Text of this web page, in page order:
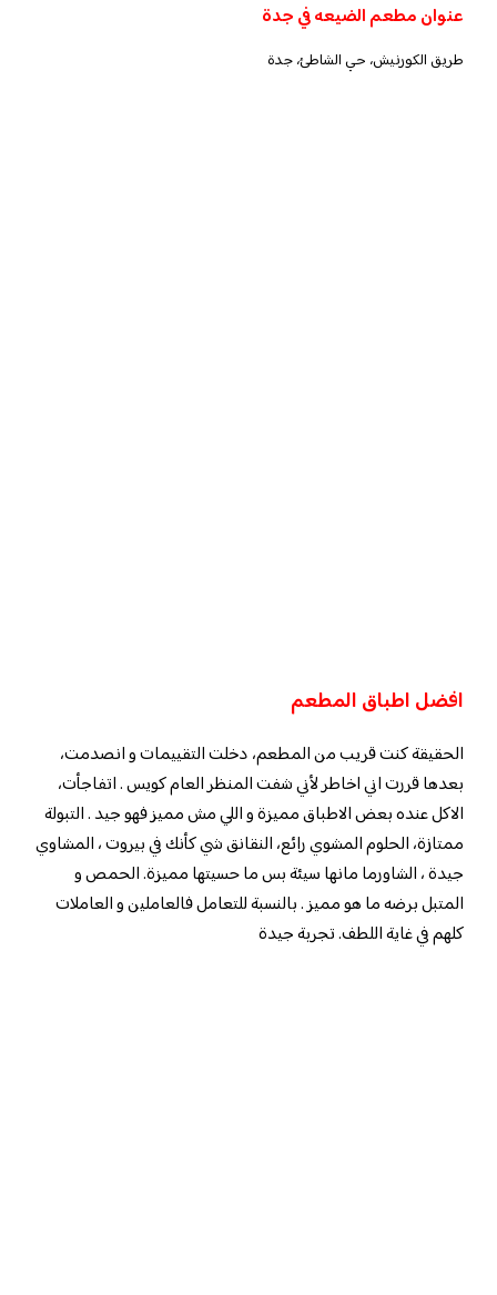
عنوان مطعم الضيعه في جدة
طريق الكورنيش، حي الشاطئ، جدة
افضل اطباق المطعم
الحقيقة كنت قريب من المطعم، دخلت التقييمات و انصدمت،
بعدها قررت اني اخاطر لأني شفت المنظر العام كويس . اتفاجأت،
الاكل عنده بعض الاطباق مميزة و اللي مش مميز فهو جيد . التبولة
ممتازة، الحلوم المشوي رائع، النقانق شي كأنك في بيروت ، المشاوي
جيدة ، الشاورما مانها سيئة بس ما حسيتها مميزة. الحمص و
المتبل برضه ما هو مميز . بالنسبة للتعامل فالعاملين و العاملات
كلهم في غاية اللطف. تجربة جيدة